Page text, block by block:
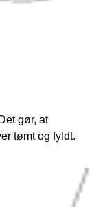
gør, at
tømt og fyldt.